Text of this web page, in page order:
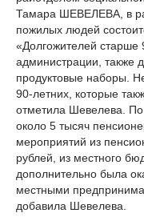
Тамара ШЕВЕЛЕВА, в
пожилых людей
«Долгожителей старше
администрации, также
продуктовые наборы.
90-летних, которые
отметила Шевелева.
около 5 тысяч
мероприятий из
рублей, из местного
дополнительно была
местными
добавила Шевелева.